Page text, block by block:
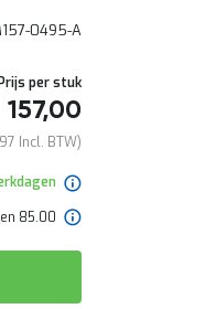
0495-A
Prijs per stuk
157,00
85.00